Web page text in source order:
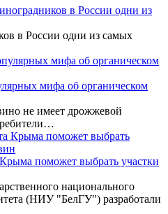
в России одни из
в России одни из самых
мифа об органическом
не имеет дрожжевой
поможет выбрать участки
национального
(НИУ "БелГУ") разработали